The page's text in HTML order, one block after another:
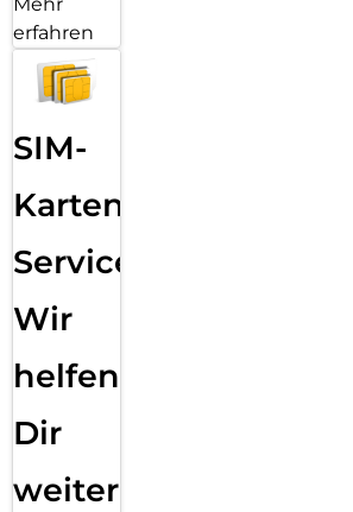
erfahren
SIM-
Karten
Service:
Wir
helfen
Dir
weiter